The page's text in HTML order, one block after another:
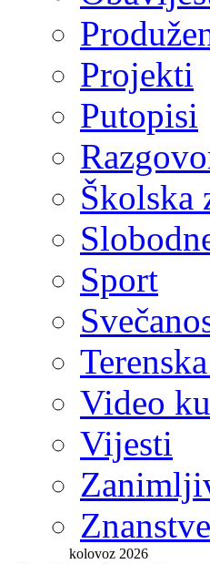
Projekti
Putopisi
Školska
Sport
Video
Vijesti
kolovoz 2026